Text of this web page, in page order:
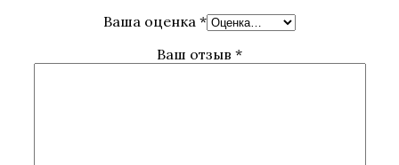
Ваша оценка *
Ваш отзыв *